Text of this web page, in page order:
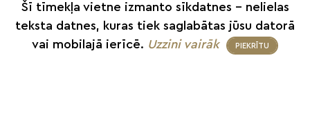
Šī tīmekļa vietne izmanto sīkdatnes – nelielas
teksta datnes, kuras tiek saglabātas jūsu datorā
vai mobilajā ierīcē. Uzzini vairāk PIEKRĪTU